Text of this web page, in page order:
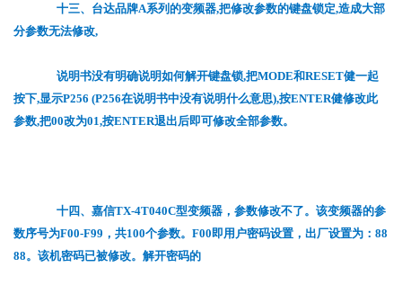
十三、台达品牌A系列的变频器,把修改参数的键盘锁定,造成大部
分参数无法修改,
说明书没有明确说明如何解开键盘锁,把MODE和RESET健一起
按下,显示P256 (P256在说明书中没有说明什么意思),按ENTER健修改此
参数,把00改为01,按ENTER退出后即可修改全部参数。
十四、嘉信TX-4T040C型变频器，参数修改不了。该变频器的参
数序号为F00-F99，共100个参数。F00即用户密码设置，出厂设置为：88
88。该机密码已被修改。解开密码的